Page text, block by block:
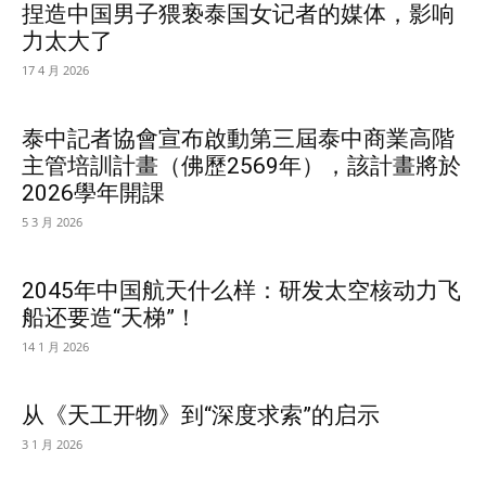
捏造中国男子猥亵泰国女记者的媒体，影响
力太大了
17 4 月 2026
泰中記者協會宣布啟動第三屆泰中商業高階
主管培訓計畫（佛歷2569年），該計畫將於
2026學年開課
5 3 月 2026
2045年中国航天什么样：研发太空核动力飞
船还要造“天梯”！
14 1 月 2026
从《天工开物》到“深度求索”的启示
3 1 月 2026